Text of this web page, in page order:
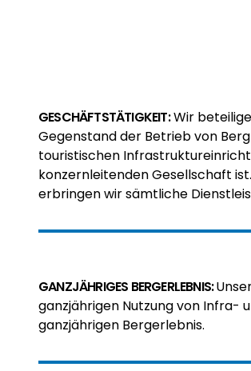
GESCHÄFTSTÄTIGKEIT:Wir
Gegenstand der Betrieb von
touristischen
konzernleitenden Gesellschaft
erbringen wir sämtliche
GANZJÄHRIGES BERGERLEBNIS:
ganzjährigen Nutzung von Infra-
ganzjährigen Bergerlebnis.